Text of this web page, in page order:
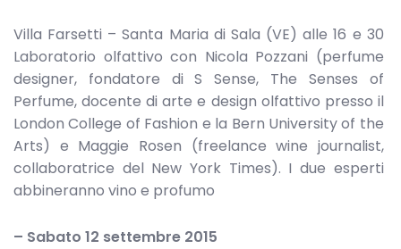
Villa Farsetti – Santa Maria di Sala (VE) alle 16 e 30
Laboratorio olfattivo con Nicola Pozzani (perfume
designer, fondatore di S Sense, The Senses of
Perfume, docente di arte e design olfattivo presso il
London College of Fashion e la Bern University of the
Arts) e Maggie Rosen (freelance wine journalist,
collaboratrice del New York Times). I due esperti
abbineranno vino e profumo
– Sabato 12 settembre 2015